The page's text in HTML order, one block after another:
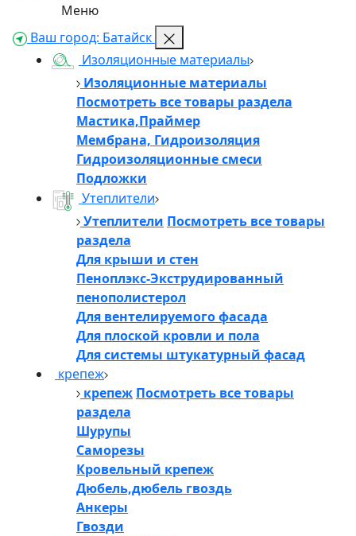
Меню
Ваш город: Батайск
Изоляционные материалы
Изоляционные материалы
Посмотреть все товары раздела
Мастика,Праймер
Мембрана, Гидроизоляция
Гидроизоляционные смеси
Подложки
Утеплители
Утеплители Посмотреть все товары
раздела
Для крыши и стен
Пеноплэкс-Экструдированный
пенополистерол
Для вентелируемого фасада
Для плоской кровли и пола
Для системы штукатурный фасад
крепеж
крепеж Посмотреть все товары
раздела
Шурупы
Саморезы
Кровельный крепеж
Дюбель,дюбель гвоздь
Анкеры
Гвозди